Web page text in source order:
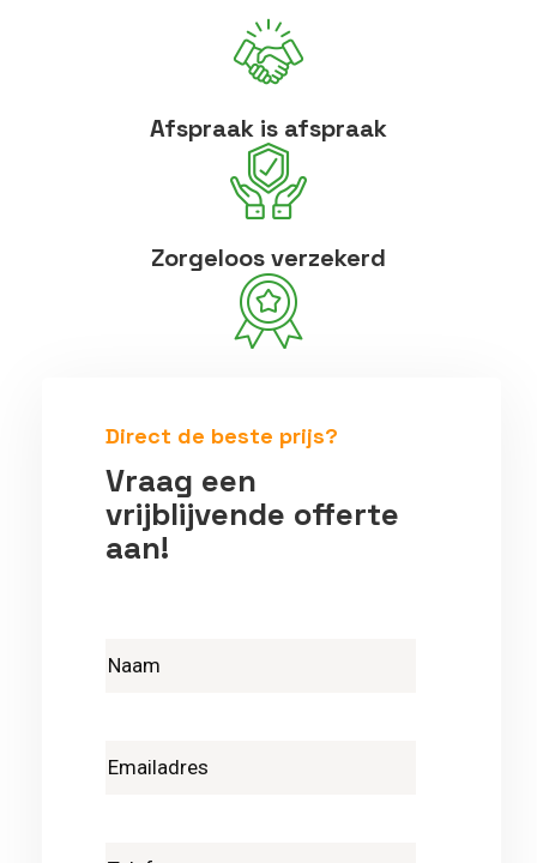
Afspraak is afspraak
Zorgeloos verzekerd
Direct de beste prijs?
Vraag een
vrijblijvende offerte
aan!